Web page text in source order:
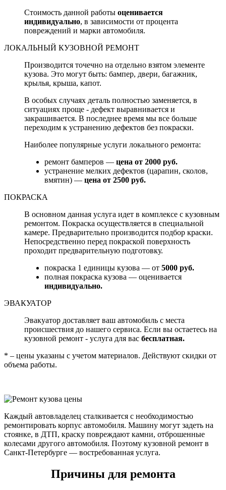
Стоимость данной работы оценивается
индивидуально, в зависимости от процента
повреждений и марки автомобиля.
ЛОКАЛЬНЫЙ КУЗОВНОЙ РЕМОНТ
Производится точечно на отдельно взятом элементе
кузова. Это могут быть: бампер, двери, багажник,
крылья, крыша, капот.
В особых случаях деталь полностью заменяется, в
ситуациях проще - дефект выравнивается и
закрашивается. В последнее время мы все больше
переходим к устранению дефектов без покраски.
Наиболее популярные услуги локального ремонта:
ремонт бамперов — цена от 2000 руб.
устранение мелких дефектов (царапин, сколов,
вмятин) — цена от 2500 руб.
ПОКРАСКА
В основном данная услуга идет в комплексе с кузовным
ремонтом. Покраска осуществляется в специальной
камере. Предварительно производится подбор краски.
Непосредственно перед покраской поверхность
проходит предварительную подготовку.
покраска 1 единицы кузова — от 5000 руб.
полная покраска кузова — оценивается
индивидуально.
ЭВАКУАТОР
Эвакуатор доставляет ваш автомобиль с места
происшествия до нашего сервиса. Если вы остаетесь на
кузовной ремонт - услуга для вас бесплатная.
* – цены указаны с учетом материалов. Действуют скидки от
объема работы.
Каждый автовладелец сталкивается с необходимостью
ремонтировать корпус автомобиля. Машину могут задеть на
стоянке, в ДТП, краску повреждают камни, отброшенные
колесами другого автомобиля. Поэтому кузовной ремонт в
Санкт-Петербурге — востребованная услуга.
Причины для ремонта